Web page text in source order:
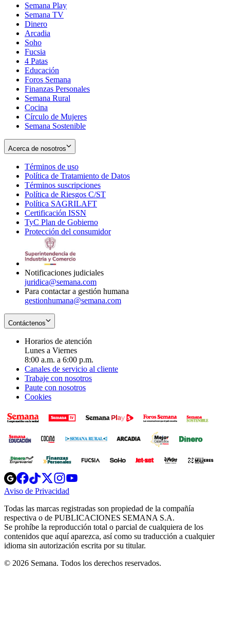
Semana Play
Semana TV
Dinero
Arcadia
Soho
in
new
window
Fucsia
in
new
window
4 Patas
Educación
Foros Semana
Finanzas Personales
Semana Rural
Cocina
Círculo de Mujeres
Semana Sostenible
Acerca de nosotros
Términos de uso
in
new
window
Política de Tratamiento de Datos
Términos suscripciones
in
Política de Riesgos C/ST
Política SAGRILAFT
new
window
Certificación ISSN
in
new
TyC Plan de Gobierno
in
Protección del consumidorOpens
Notificaciones judiciales
juridica@semana.com
Para contactar a gestión humana
gestionhumana@semana.com
Contáctenos
Horarios de atención
Lunes a Viernes
8:00 a.m. a 6:00 p.m.
Canales de servicio al cliente
Trabaje con nosotros
Paute con nosotros
Cookies
Opens
in
new
Opens
in
new
Opens
in
new
window
Opens
new
windowwindow
Aviso de Privacidad
new
window
Todas las marcas registradas son propiedad de la compañía
respectiva o de PUBLICACIONES SEMANA S.A.
Se prohíbe la reproducción total o parcial de cualquiera de los
contenidos que aquí aparezca, así como su traducción a cualquier
idioma sin autorización escrita por su titular.
© 2026 Semana. Todos los derechos reservados.